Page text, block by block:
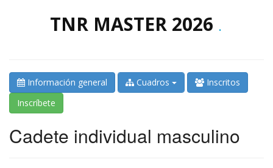
TNR MASTER 2026 .
Información general Cuadros
Inscritos
Inscríbete
Cadete individual masculino